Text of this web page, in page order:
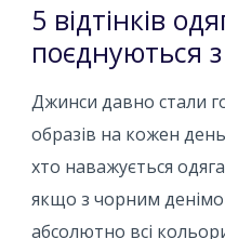
5 відтінків
поєднуються
Джинси давно стали
образів на кожен
хто наважується
якщо з чорним
абсолютно всі